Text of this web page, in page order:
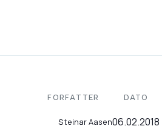
FORFATTER
Steinar Aasen
DATO
06.02.2018